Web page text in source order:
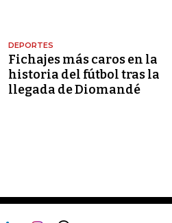
DEPORTES
Fichajes más caros en la
historia del fútbol tras la
llegada de Diomandé